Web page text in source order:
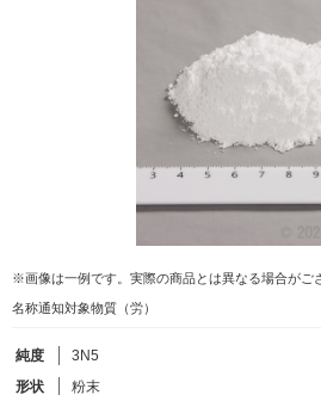
常温常圧で気体であり、弊社では取り扱いし
放射性元素または人工元素であり、弊社では
キーワードで検
フリーワードで検索
カタログコードで検索
化学式で検索
※画像は一例です。実際の商品とは異なる場合がご
名称通知対象物質（労）
純度
3N5
形状
粉末